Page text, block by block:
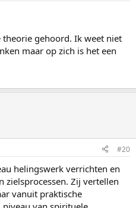
theorie gehoord. Ik weet niet
maar op zich is het een
#20
helingswerk verrichten en
zielsprocessen. Zij vertellen
vanuit praktische